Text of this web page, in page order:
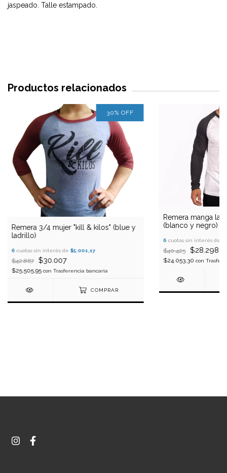
jaspeado. Talle estampado.
Productos relacionados
30% OFF
Remera 3/4 mujer "kill & kilos" (blue y
ladrillo)
6 cuotas sin interés de $5.001,17
$42.867 $30.007
$25.505,95con Trasferencia bancaria
COMPRAR
Remera manga
(blanco y negro)
6 cuotas sin interés de
$40.425 $28.298
$24.053,30 con